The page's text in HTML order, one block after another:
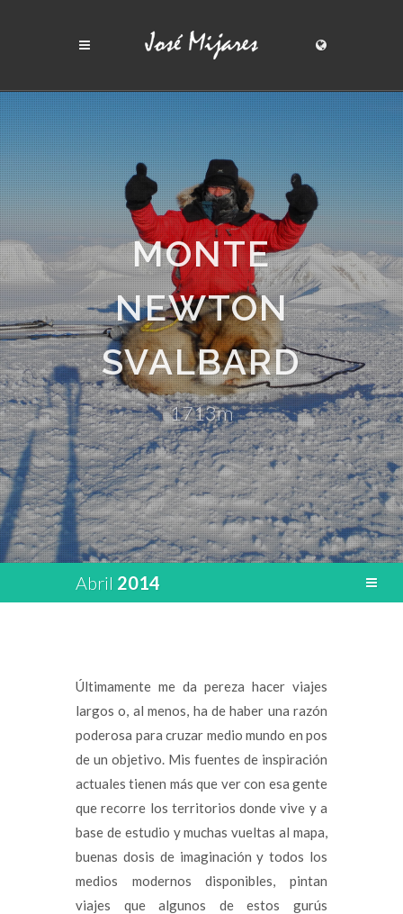
MONTE
NEWTON
SVALBARD
1713m
Abril 2014
Últimamente me da pereza hacer viajes
largos o, al menos, ha de haber una razón
poderosa para cruzar medio mundo en pos
de un objetivo. Mis fuentes de inspiración
actuales tienen más que ver con esa gente
que recorre los territorios donde vive y a
base de estudio y muchas vueltas al mapa,
buenas dosis de imaginación y todos los
medios modernos disponibles, pintan
viajes que algunos de estos gurús